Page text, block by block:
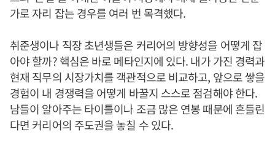
가로 자리 잡는 경우를 여러 번 목격했다.
취준생이나 직장 초년생들은 커리어의 방향성을 어떻게 잡
아야 할까? 핵심은 바로 메타인지에 있다. 내가 가진 경력과
현재 직무의 시장가치를 객관적으로 비교하고, 앞으로 쌓을
경험이 내 경쟁력을 어떻게 바꿀지 스스로 점검해야 한다.
남들이 알아주는 타이틀이나 조금 많은 연봉 때문에 흔들린
다면 커리어의 주도권을 놓칠 수 있다.